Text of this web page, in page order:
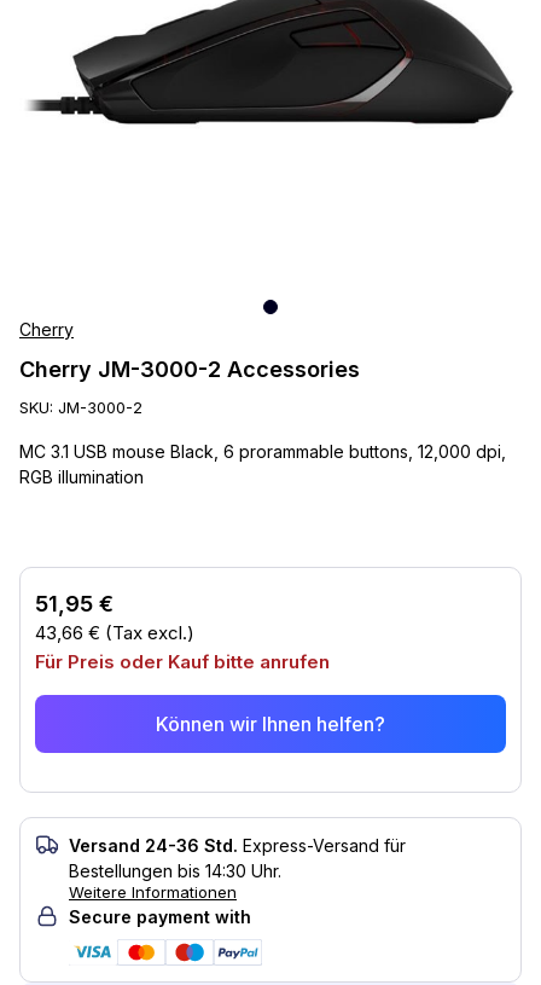
Cherry
Cherry JM-3000-2 Accessories
SKU: JM-3000-2
MC 3.1 USB mouse Black, 6 prorammable buttons, 12,000 dpi,
RGB illumination
51,95 €
43,66 € (Tax excl.)
Für Preis oder Kauf bitte anrufen
Können wir Ihnen helfen?
Versand 24-36 Std. Express-Versand für
Bestellungen bis 14:30 Uhr.
Weitere Informationen
Secure payment with